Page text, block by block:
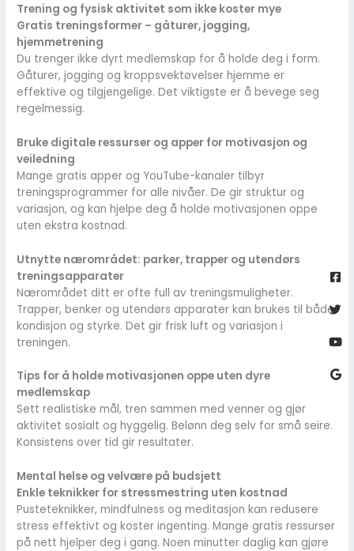
Trening og fysisk aktivitet som ikke koster mye
Gratis treningsformer – gåturer, jogging,
hjemmetrening
Du trenger ikke dyrt medlemskap for å holde deg i form.
Gåturer, jogging og kroppsvektøvelser hjemme er
effektive og tilgjengelige. Det viktigste er å bevege seg
regelmessig.
Bruke digitale ressurser og apper for motivasjon og
veiledning
Mange gratis apper og YouTube-kanaler tilbyr
treningsprogrammer for alle nivåer. De gir struktur og
variasjon, og kan hjelpe deg å holde motivasjonen oppe
uten ekstra kostnad.
Utnytte nærområdet: parker, trapper og utendørs
treningsapparater
Nærområdet ditt er ofte full av treningsmuligheter.
Trapper, benker og utendørs apparater kan brukes til både
kondisjon og styrke. Det gir frisk luft og variasjon i
treningen.
Tips for å holde motivasjonen oppe uten dyre
medlemskap
Sett realistiske mål, tren sammen med venner og gjør
aktivitet sosialt og hyggelig. Belønn deg selv for små seire.
Konsistens over tid gir resultater.
Mental helse og velvære på budsjett
Enkle teknikker for stressmestring uten kostnad
Pusteteknikker, mindfulness og meditasjon kan redusere
stress effektivt og koster ingenting. Mange gratis ressurser
på nett hjelper deg i gang. Noen minutter daglig kan gjøre